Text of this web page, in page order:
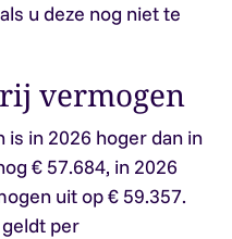
u deze nog niet te
vermogen
in 2026 hoger dan in
€ 57.684, in 2026
uit op € 59.357.
per